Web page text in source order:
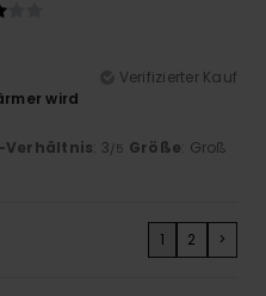
Verifizierter Kauf
wird
Verhältnis: 3/5 Größe: Groß
1 2 >